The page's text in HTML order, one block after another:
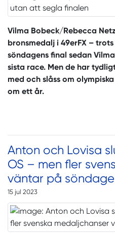
Vilma Bobeck/Rebecca
bronsmedalj i 49erFX –
söndagens final sedan
sista race. Men de har
med och slåss om
om ett år.
Anton och Lovisa
OS – men fler
väntar på
15 jul 2023